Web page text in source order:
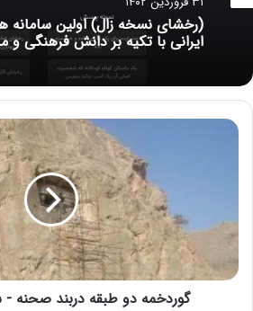
۵ آبان ۱۳۹۹
شکل صحیح نگارش نام آذربایجان
گوردخمه دو طبقه دربند صحنه